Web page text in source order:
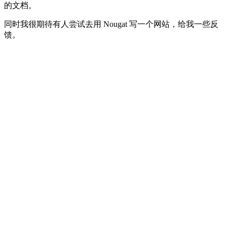
的文档。
同时我很期待有人尝试去用 Nougat 写一个网站，给我一些反
馈。